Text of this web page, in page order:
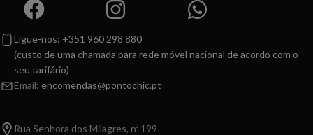
Ligue-nos: +351 960 298 880
(custo de uma chamada para rede móvel nacional de acordo com o
seu tarifário)
Email: encomendas@pontochic.pt
Rua Senhora dos Milagres, nº 199